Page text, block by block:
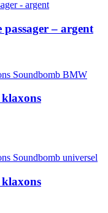
passager – argent